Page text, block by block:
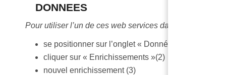
DONNEES
Pour utiliser l’un de ces web services dans Lodex :
se positionner sur l’onglet « Données »(1)
cliquer sur « Enrichissements »(2)
nouvel enrichissement (3)